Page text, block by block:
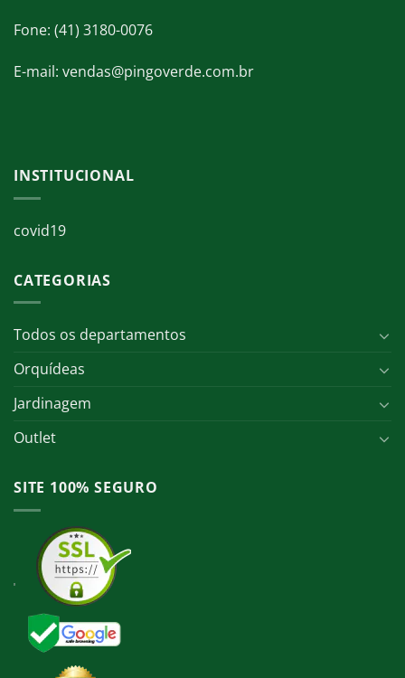
Fone: (41) 3180-0076
E-mail: vendas@pingoverde.com.br
INSTITUCIONAL
covid19
CATEGORIAS
Todos os departamentos
Orquídeas
Jardinagem
Outlet
SITE 100% SEGURO